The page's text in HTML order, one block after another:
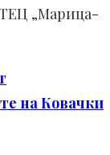
„Марица-
на Ковачки